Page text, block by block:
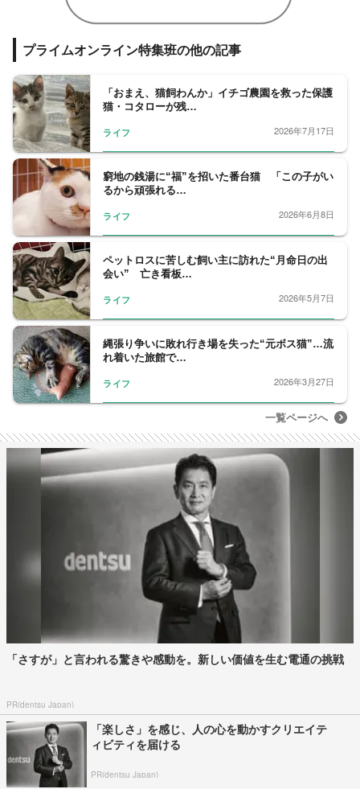
プライムオンライン特集班の他の記事
「おまえ、猫飼わんか」イチゴ農園を救った保護
猫・コタローが残…
ライフ 2026年7月17日
窮地の銭湯に“福”を招いた番台猫 「この子がい
るから頑張れる…
ライフ 2026年6月8日
ペットロスに苦しむ飼い主に訪れた“月命日の出
会い” 亡き看板…
ライフ 2026年5月7日
縄張り争いに敗れ行き場を失った“元ボス猫”…流
れ着いた旅館で…
ライフ 2026年3月27日
一覧ページへ
「さすが」と言われる驚きや感動を。新しい価値を生む電通の挑戦
PR(dentsu Japan)
「楽しさ」を感じ、人の心を動かすクリエイテ
ィビティを届ける
PR(dentsu Japan)